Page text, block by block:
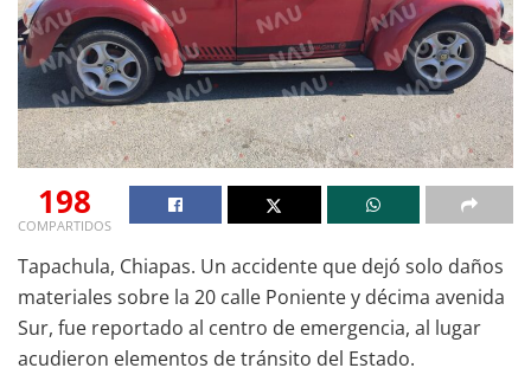
198
COMPARTIDOS
Tapachula, Chiapas. Un accidente que dejó solo daños
materiales sobre la 20 calle Poniente y décima avenida
Sur, fue reportado al centro de emergencia, al lugar
acudieron elementos de tránsito del Estado.